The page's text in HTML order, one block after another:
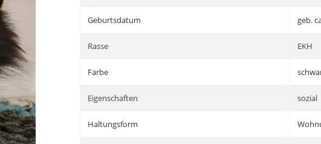
Geburtsdatum geb.
Rasse EKH
Farbe
Eigenschaften sozial
Haltungsform